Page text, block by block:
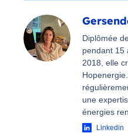
Diplômée
pendant 15
2018, elle
une
énergies
Linkedin